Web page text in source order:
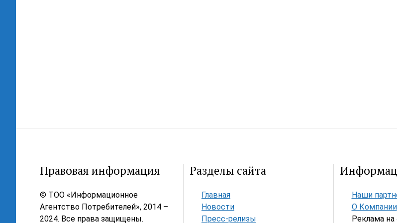
Правовая информация
© ТОО «Информационное
Агентство Потребителей», 2014 –
2024. Все права защищены.
Разделы сайта
Главная
Новости
Пресс-релизы
Наши
О Компании
Реклама на